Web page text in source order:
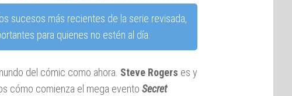
sucesos más recientes de la serie revisada,
para quienes no estén al día.
del cómic como ahora. Steve Rogers es y
cómo comienza el mega evento Secret